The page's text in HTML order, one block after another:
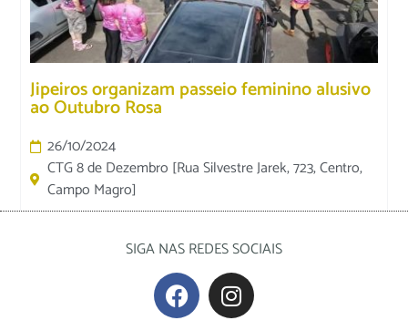
Jipeiros organizam passeio feminino alusivo
ao Outubro Rosa
26/10/2024
CTG 8 de Dezembro [Rua Silvestre Jarek, 723, Centro,
Campo Magro]
SIGA NAS REDES SOCIAIS